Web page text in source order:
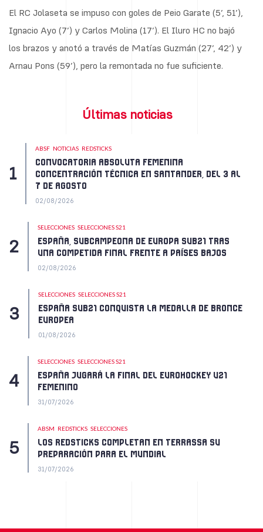
El RC Jolaseta se impuso con goles de Peio Garate (5’, 51’),
Ignacio Ayo (7’) y Carlos Molina (17’). El Iluro HC no bajó
los brazos y anotó a través de Matías Guzmán (27’, 42’) y
Arnau Pons (59’), pero la remontada no fue suficiente.
Últimas noticias
ABSF NOTICIAS REDSTICKS
CONVOCATORIA ABSOLUTA FEMENINA
CONCENTRACIÓN TÉCNICA EN SANTANDER, DEL 3 AL
7 DE AGOSTO
02/08/2026
SELECCIONES SELECCIONES S21
ESPAÑA, SUBCAMPEONA DE EUROPA SUB21 TRAS
UNA COMPETIDA FINAL FRENTE A PAÍSES BAJOS
02/08/2026
SELECCIONES SELECCIONES S21
ESPAÑA SUB21 CONQUISTA LA MEDALLA DE BRONCE
EUROPEA
01/08/2026
SELECCIONES SELECCIONES S21
ESPAÑA JUGARÁ LA FINAL DEL EUROHOCKEY U21
FEMENINO
31/07/2026
ABSM REDSTICKS SELECCIONES
LOS REDSTICKS COMPLETAN EN TERRASSA SU
PREPARACIÓN PARA EL MUNDIAL
31/07/2026